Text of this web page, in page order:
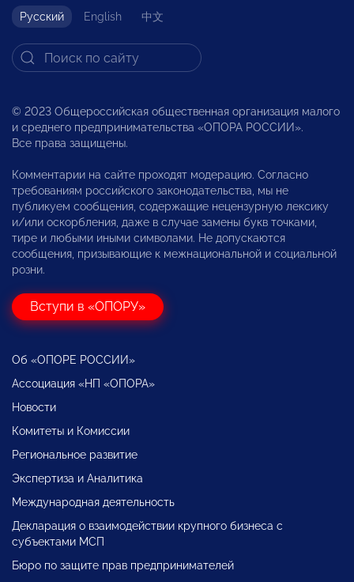
Русский English 中文
© 2023 Общероссийская общественная организация малого
и среднего предпринимательства «ОПОРА РОССИИ».
Все права защищены.
Комментарии на сайте проходят модерацию. Согласно
требованиям российского законодательства, мы не
публикуем сообщения, содержащие нецензурную лексику
и/или оскорбления, даже в случае замены букв точками,
тире и любыми иными символами. Не допускаются
сообщения, призывающие к межнациональной и социальной
розни.
Вступи в «ОПОРУ»
Об «ОПОРЕ РОССИИ»
Ассоциация «НП «ОПОРА»
Новости
Комитеты и Комиссии
Региональное развитие
Экспертиза и Аналитика
Международная деятельность
Декларация о взаимодействии крупного бизнеса с
субъектами МСП
Бюро по защите прав предпринимателей